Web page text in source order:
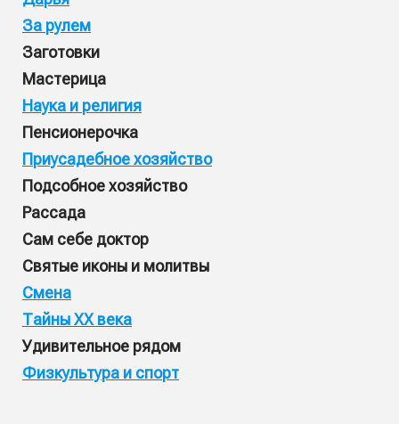
За рулем
Заготовки
Мастерица
Наука и религия
Пенсионерочка
Приусадебное хозяйство
Подсобное хозяйство
Рассада
Сам себе доктор
Святые иконы и молитвы
Смена
Тайны XX века
Удивительное рядом
Физкультура и спорт